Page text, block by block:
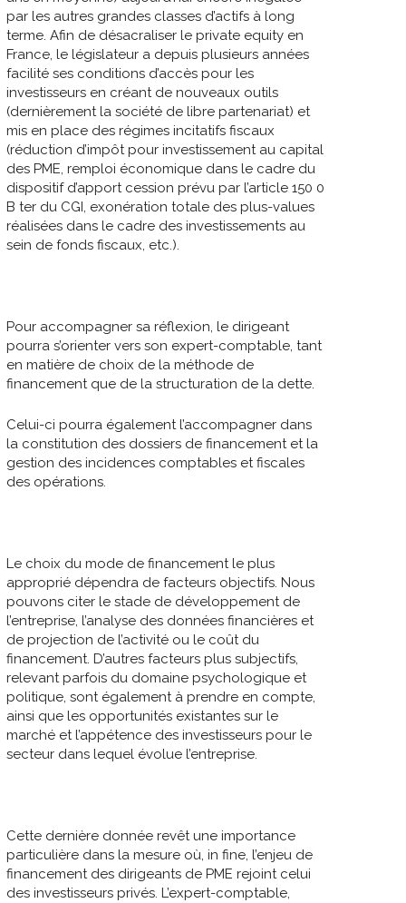
par les autres grandes classes d’actifs à long
terme. Afin de désacraliser le private equity en
France, le législateur a depuis plusieurs années
facilité ses conditions d’accès pour les
investisseurs en créant de nouveaux outils
(dernièrement la société de libre partenariat) et
mis en place des régimes incitatifs fiscaux
(réduction d’impôt pour investissement au capital
des PME, remploi économique dans le cadre du
dispositif d’apport cession prévu par l’article 150 0
B ter du CGI, exonération totale des plus-values
réalisées dans le cadre des investissements au
sein de fonds fiscaux, etc.).
Pour accompagner sa réflexion, le dirigeant
pourra s’orienter vers son expert-comptable, tant
en matière de choix de la méthode de
financement que de la structuration de la dette.
Celui-ci pourra également l’accompagner dans
la constitution des dossiers de financement et la
gestion des incidences comptables et fiscales
des opérations.
Le choix du mode de financement le plus
approprié dépendra de facteurs objectifs. Nous
pouvons citer le stade de développement de
l’entreprise, l’analyse des données financières et
de projection de l’activité ou le coût du
financement. D’autres facteurs plus subjectifs,
relevant parfois du domaine psychologique et
politique, sont également à prendre en compte,
ainsi que les opportunités existantes sur le
marché et l’appétence des investisseurs pour le
secteur dans lequel évolue l’entreprise.
Cette dernière donnée revêt une importance
particulière dans la mesure où, in fine, l’enjeu de
financement des dirigeants de PME rejoint celui
des investisseurs privés. L’expert-comptable,